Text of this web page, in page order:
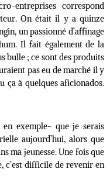
entreprises correspond
On était il y a quinze
un passionné d’affinage
Il fait également de la
bulle ; ce sont des produits
pas eu de marché il y
ça à quelques aficionados.
exemple- que je serais
aujourd’hui, alors que
ma jeunesse. Une fois que
c’est difficile de revenir en